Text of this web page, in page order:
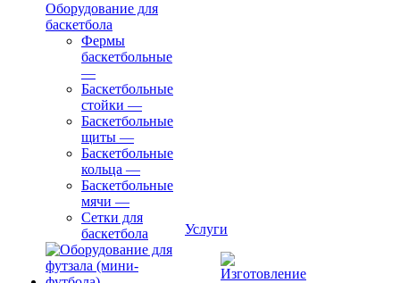
Оборудование для
баскетбола
Фермы
баскетбольные
—
Баскетбольные
стойки —
Баскетбольные
щиты —
Баскетбольные
кольца —
Баскетбольные
мячи —
Сетки для
баскетбола
Услуги